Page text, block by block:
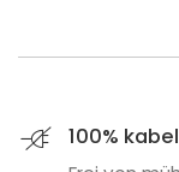
100%